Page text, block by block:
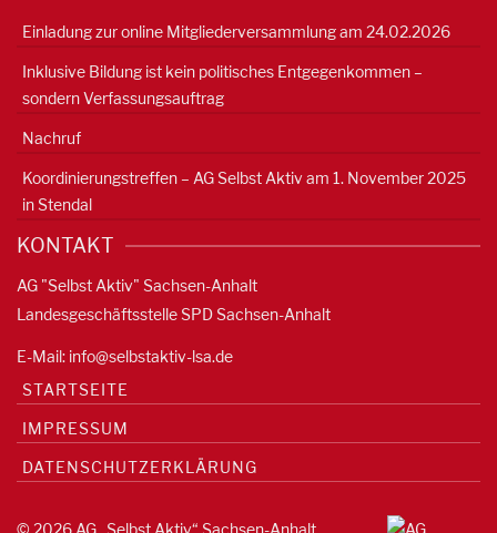
Einladung zur online Mitgliederversammlung am 24.02.2026
Inklusive Bildung ist kein politisches Entgegenkommen –
sondern Verfassungsauftrag
Nachruf
Koordinierungstreffen – AG Selbst Aktiv am 1. November 2025
in Stendal
KONTAKT
AG "Selbst Aktiv" Sachsen-Anhalt
Landesgeschäftsstelle SPD Sachsen-Anhalt
E-Mail: info@selbstaktiv-lsa.de
STARTSEITE
IMPRESSUM
DATENSCHUTZERKLÄRUNG
© 2026 AG „Selbst Aktiv“ Sachsen-Anhalt